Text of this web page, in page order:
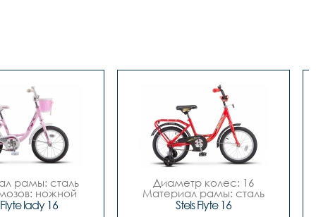
рамы: сталь
ножной
колес: 16
скоростей	-
lady 16
Диаметр колес: 16
Материал рамы: сталь
Тип тормозов: ножной
Количество скоростей	-
Stels Flyte 16